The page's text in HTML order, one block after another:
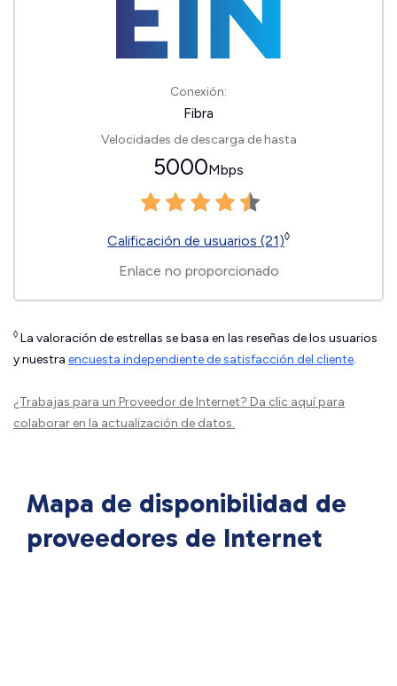
Conexión:
Fibra
Velocidades de descarga de hasta
5000Mbps
Calificación de usuarios (21)◊
Enlace no proporcionado
◊ La valoración de estrellas se basa en las reseñas de los usuarios
y nuestra encuesta independiente de satisfacción del cliente.
¿Trabajas para un Proveedor de Internet? Da clic aquípara
colaborar en la actualización de datos.
Mapa de disponibilidad de
proveedores de Internet